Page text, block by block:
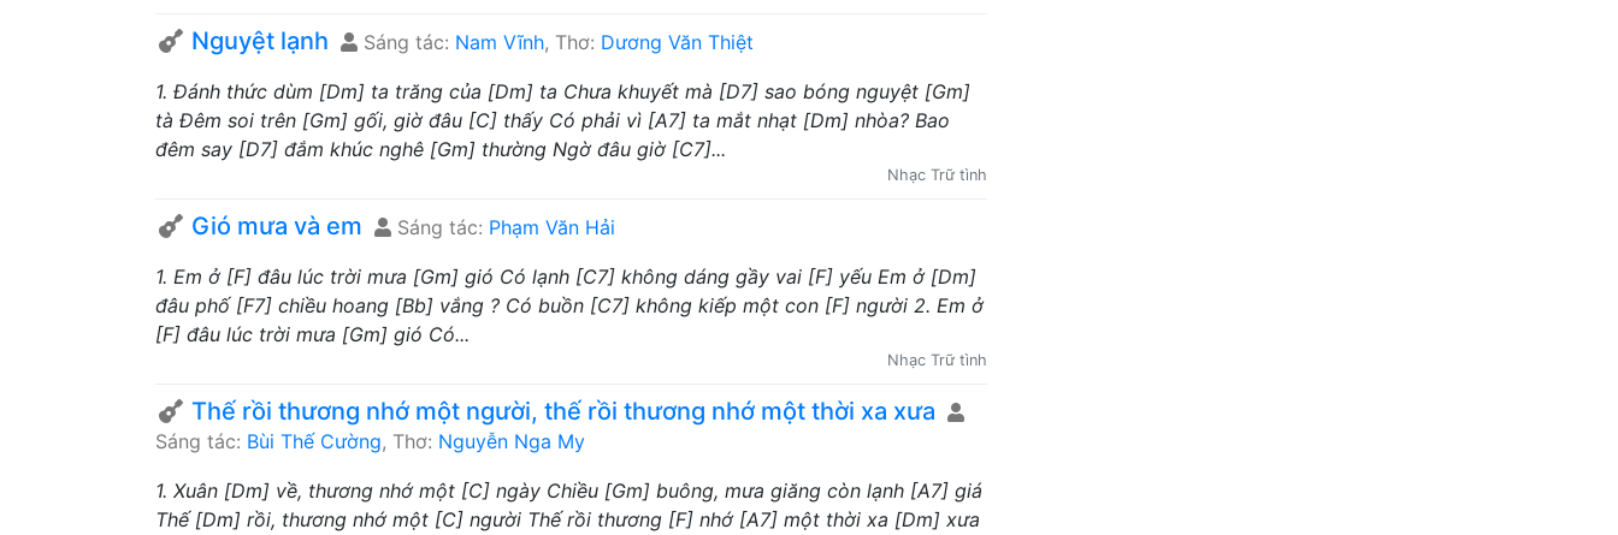
Nguyệt lạnh Sáng tác: Nam Vĩnh, Thơ: Dương Văn Thiệt
1. Đánh thức dùm [Dm] ta trăng của [Dm] ta Chưa khuyết mà [D7] sao bóng nguyệt [Gm]
tà Đêm soi trên [Gm] gối, giờ đâu [C] thấy Có phải vì [A7] ta mắt nhạt [Dm] nhòa? Bao
đêm say [D7] đắm khúc nghê [Gm] thường Ngờ đâu giờ [C7]...
Nhạc Trữ tình
Gió mưa và em Sáng tác: Phạm Văn Hải
1. Em ở [F] đâu lúc trời mưa [Gm] gió Có lạnh [C7] không dáng gầy vai [F] yếu Em ở [Dm]
đâu phố [F7] chiều hoang [Bb] vắng ? Có buồn [C7] không kiếp một con [F] người 2. Em ở
[F] đâu lúc trời mưa [Gm] gió Có...
Nhạc Trữ tình
Thế rồi thương nhớ một người, thế rồi thương nhớ một thời xa xưa
Sáng tác: Bùi Thế Cường, Thơ: Nguyễn Nga My
1. Xuân [Dm] về, thương nhớ một [C] ngày Chiều [Gm] buông, mưa giăng còn lạnh [A7] giá
Thế [Dm] rồi, thương nhớ một [C] người Thế rồi thương [F] nhớ [A7] một thời xa [Dm] xưa